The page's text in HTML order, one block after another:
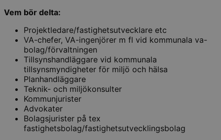
Vem bör delta:
Projektledare/fastighetsutvecklare etc
VA-chefer, VA-ingenjörer m fl vid kommunala va-
bolag/förvaltningen
Tillsynshandläggare vid kommunala
tillsynsmyndigheter för miljö och hälsa
Planhandläggare
Teknik- och miljökonsulter
Kommunjurister
Advokater
Bolagsjurister på tex
fastighetsbolag/fastighetsutvecklingsbolag